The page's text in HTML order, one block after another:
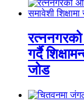
गर्दै
जोड